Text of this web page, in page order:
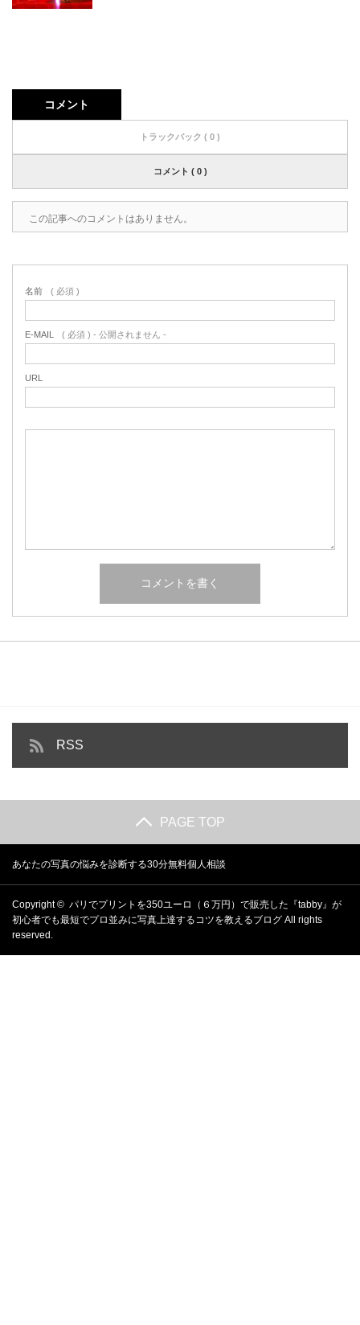
コメント
トラックバック ( 0 )
コメント ( 0 )
この記事へのコメントはありません。
名前 ( 必須 )
E-MAIL ( 必須 ) - 公開されません -
URL
RSS
PAGE TOP
あなたの写真の悩みを診断する30分無料個人相談
Copyright © パリでプリントを350ユーロ（６万円）で販売した『tabby』が
初心者でも最短でプロ並みに写真上達するコツを教えるブログ All rights
reserved.